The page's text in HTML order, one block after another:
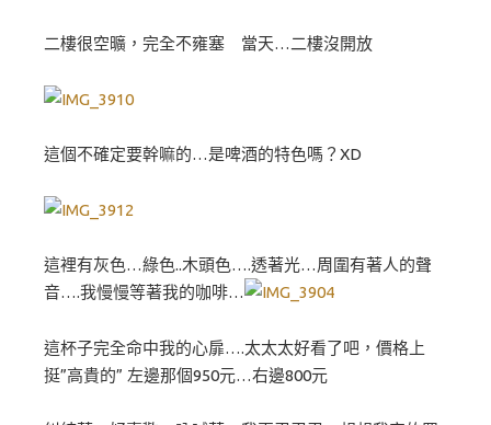
二樓很空曠，完全不雍塞 當天…二樓沒開放
這個不確定要幹嘛的…是啤酒的特色嗎？XD
這裡有灰色…綠色..木頭色….透著光…周圍有著人的聲
音….我慢慢等著我的咖啡…
這杯子完全命中我的心扉….太太太好看了吧，價格上
挺”高貴的” 左邊那個950元…右邊800元